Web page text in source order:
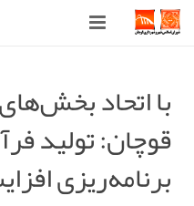
شهرداری
شورای اسلامی شهر قوچان
اخبار روز
با اتحاد
قوچان: تولید
برنامه‌ریزی